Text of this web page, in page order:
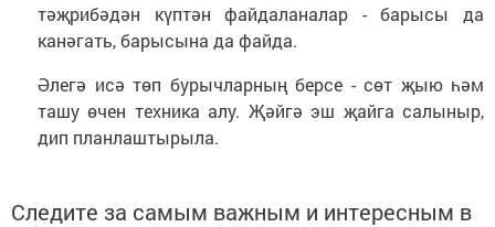
тәҗрибәдән күптән файдаланалар - барысы да
канәгать, барысына да файда.
Әлегә исә төп бурычларның берсе - сөт җыю һәм
ташу өчен техника алу. Җәйгә эш җайга салыныр,
дип планлаштырыла.
Следите за самым важным и интересным в